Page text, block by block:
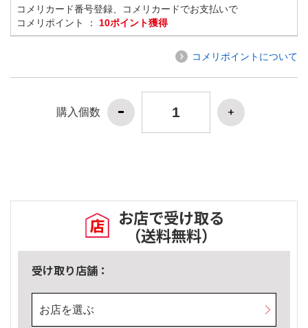
コメリカード番号登録、コメリカードでお支払いで
コメリポイント ： 10ポイント獲得
コメリポイントについて
購入個数
お店で受け取る
（送料無料）
受け取り店舗：
お店を選ぶ